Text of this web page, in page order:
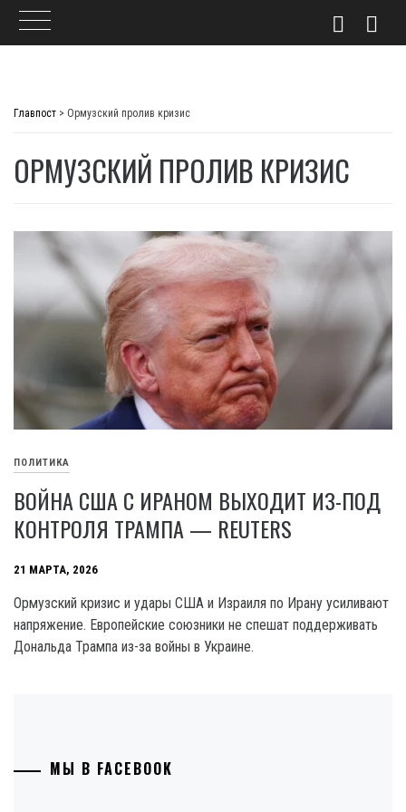
Главпост > Ормузский пролив кризис
ОРМУЗСКИЙ ПРОЛИВ КРИЗИС
ПОЛИТИКА
ВОЙНА США С ИРАНОМ ВЫХОДИТ ИЗ-ПОД
КОНТРОЛЯ ТРАМПА — REUTERS
21 МАРТА, 2026
Ормузский кризис и удары США и Израиля по Ирану усиливают
напряжение. Европейские союзники не спешат поддерживать
Дональда Трампа из-за войны в Украине.
МЫ В FACEBOOK